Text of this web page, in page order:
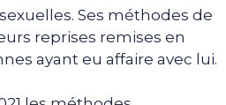
Ses méthodes de
reprises remises en
ayant eu affaire avec lui.